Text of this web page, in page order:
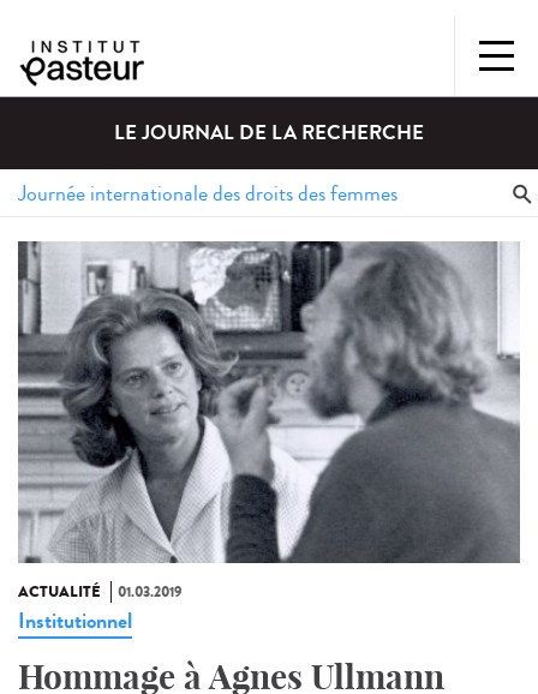
LE JOURNAL DE LA RECHERCHE
ACTUALITÉ 01.03.2019
Institutionnel
Hommage à Agnes Ullmann